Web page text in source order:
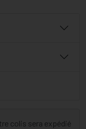
colis sera expédié